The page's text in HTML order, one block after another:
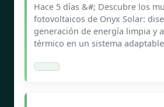
Hace 5 días &#; Descubre los
fotovoltaicos de Onyx Solar:
generación de energía limpia y
térmico en un sistema